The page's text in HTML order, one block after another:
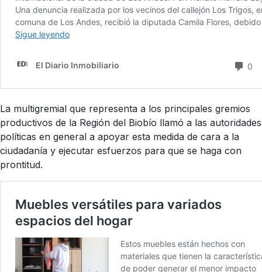
La multigremial que representa a los principales gremios
productivos de la Región del Biobío llamó a las autoridades
políticas en general a apoyar esta medida de cara a la
ciudadanía y ejecutar esfuerzos para que se haga con
prontitud.